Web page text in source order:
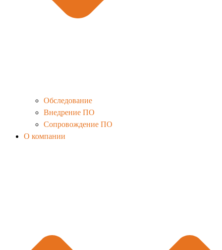
Обследование
Внедрение ПО
Сопровождение ПО
О компании